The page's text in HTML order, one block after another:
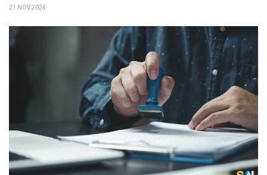
21 NOV 2024